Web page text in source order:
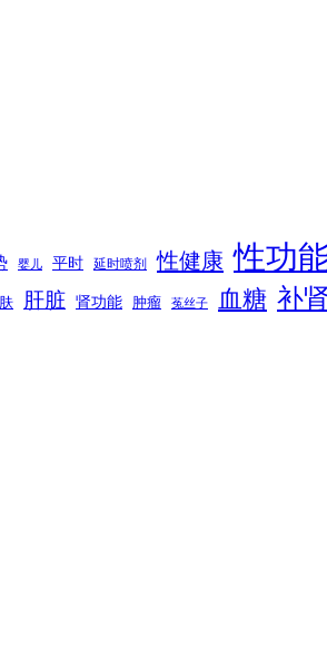
婴儿 平时 延时喷剂 性健康 性功
肝脏 肾功能 肿瘤 菟丝子 血糖 补